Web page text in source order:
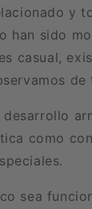
y
han sido
casual,
de
como
sea